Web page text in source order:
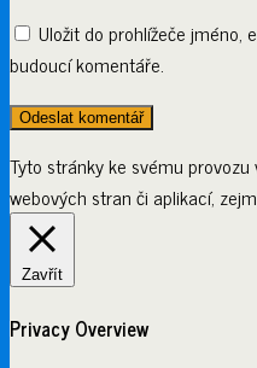
Uložit do prohlížeče jméno,
budoucí komentáře.
Tyto stránky ke svému
webových stran či aplikací,
Zavřít
Privacy Overview